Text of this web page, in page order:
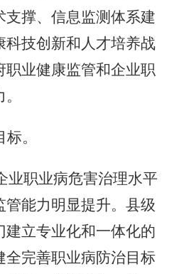
支撑、信息监测体系建
科技创新和人才培养战
职业健康监管和企业职
。
业职业病危害治理水平
管能力明显提升。县级
建立专业化和一体化的
全完善职业病防治目标